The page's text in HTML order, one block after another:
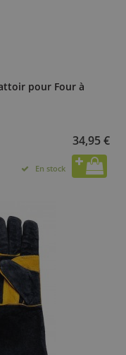
pour Four à
34,95 €
En stock